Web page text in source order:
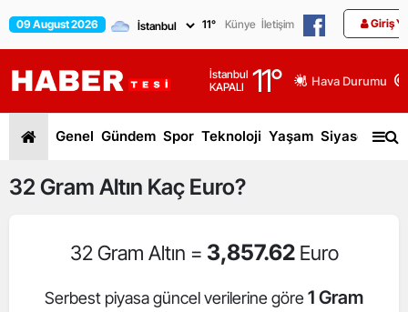
09 August 2026 11° Künye İletişim Giriş
İstanbul
KAPALI
11° Hava Durumu
Genel Gündem Spor Teknoloji Yaşam Siyaset
32 Gram Altın Kaç Euro?
32 Gram Altın = 3,857.62 Euro
Serbest piyasa güncel verilerine göre 1 Gram